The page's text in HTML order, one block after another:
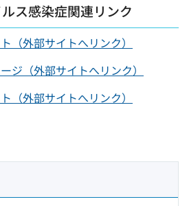
ス感染症関連リンク
（外部サイトへリンク）
ジ（外部サイトへリンク）
（外部サイトへリンク）